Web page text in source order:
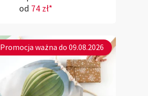
od 74 zł*
Promocja ważna do 09.08.2026